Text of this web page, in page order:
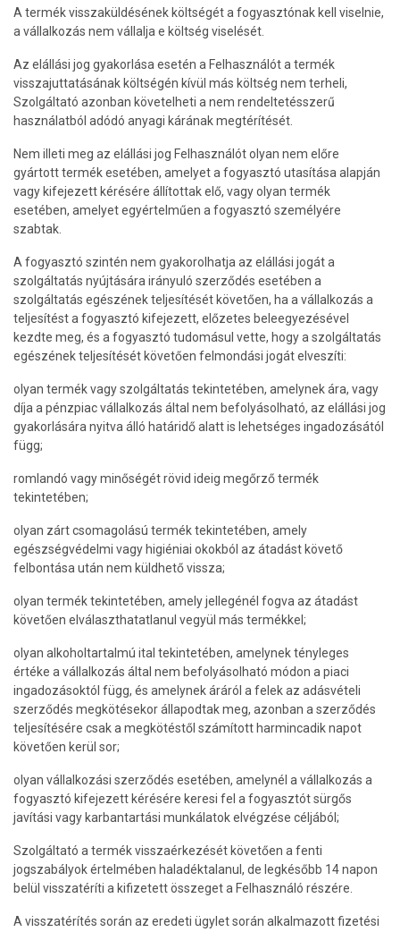
A termék visszaküldésének költségét a fogyasztónak kell viselnie,
a vállalkozás nem vállalja e költség viselését.
Az elállási jog gyakorlása esetén a Felhasználót a termék
visszajuttatásának költségén kívül más költség nem terheli,
Szolgáltató azonban követelheti a nem rendeltetésszerű
használatból adódó anyagi kárának megtérítését.
Nem illeti meg az elállási jog Felhasználót olyan nem előre
gyártott termék esetében, amelyet a fogyasztó utasítása alapján
vagy kifejezett kérésére állítottak elő, vagy olyan termék
esetében, amelyet egyértelműen a fogyasztó személyére
szabtak.
A fogyasztó szintén nem gyakorolhatja az elállási jogát a
szolgáltatás nyújtására irányuló szerződés esetében a
szolgáltatás egészének teljesítését követően, ha a vállalkozás a
teljesítést a fogyasztó kifejezett, előzetes beleegyezésével
kezdte meg, és a fogyasztó tudomásul vette, hogy a szolgáltatás
egészének teljesítését követően felmondási jogát elveszíti:
olyan termék vagy szolgáltatás tekintetében, amelynek ára, vagy
díja a pénzpiac vállalkozás által nem befolyásolható, az elállási jog
gyakorlására nyitva álló határidő alatt is lehetséges ingadozásától
függ;
romlandó vagy minőségét rövid ideig megőrző termék
tekintetében;
olyan zárt csomagolású termék tekintetében, amely
egészségvédelmi vagy higiéniai okokból az átadást követő
felbontása után nem küldhető vissza;
olyan termék tekintetében, amely jellegénél fogva az átadást
követően elválaszthatatlanul vegyül más termékkel;
olyan alkoholtartalmú ital tekintetében, amelynek tényleges
értéke a vállalkozás által nem befolyásolható módon a piaci
ingadozásoktól függ, és amelynek áráról a felek az adásvételi
szerződés megkötésekor állapodtak meg, azonban a szerződés
teljesítésére csak a megkötéstől számított harmincadik napot
követően kerül sor;
olyan vállalkozási szerződés esetében, amelynél a vállalkozás a
fogyasztó kifejezett kérésére keresi fel a fogyasztót sürgős
javítási vagy karbantartási munkálatok elvégzése céljából;
Szolgáltató a termék visszaérkezését követően a fenti
jogszabályok értelmében haladéktalanul, de legkésőbb 14 napon
belül visszatéríti a kifizetett összeget a Felhasználó részére.
A visszatérítés során az eredeti ügylet során alkalmazott fizetési